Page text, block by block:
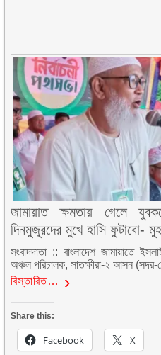
জামায়াত ক্ষমতায় গেলে
দিনমুজুরদের মুখে হাসি ফুটাবো-
সংবাদদাতা :: বাংলাদেশ জামায়াতে
অঞ্চল পরিচালক, সাতক্ষীরা-২ আসন (সদর-
বিস্তারিত…
Share this:
Facebook X